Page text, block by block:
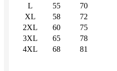
L
55
70
XL
58
72
2XL
60
75
3XL
65
78
4XL
68 81